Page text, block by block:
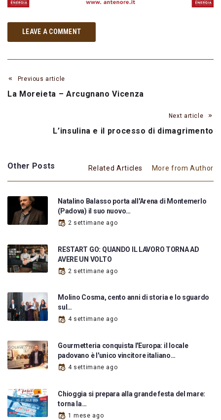
LEAVE A COMMENT
Previous article
La Moreieta – Arcugnano Vicenza
Next article
L’insulina e il processo di dimagrimento
Other Posts Related Articles More from Author
Natalino Balasso porta all'Arena di Montemerlo
(Padova) il suo nuovo…
2 settimane ago
RESTART GO: QUANDO IL LAVORO TORNA AD
AVERE UN VOLTO
2 settimane ago
Molino Cosma, cento anni di storia e lo sguardo
sul…
4 settimane ago
Gourmetteria conquista l'Europa: il locale
padovano è l'unico vincitore italiano…
4 settimane ago
Chioggia si prepara alla grande festa del mare:
torna la…
1 mese ago